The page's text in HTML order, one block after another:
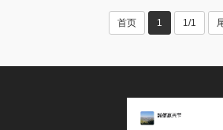
首页 1 1/1